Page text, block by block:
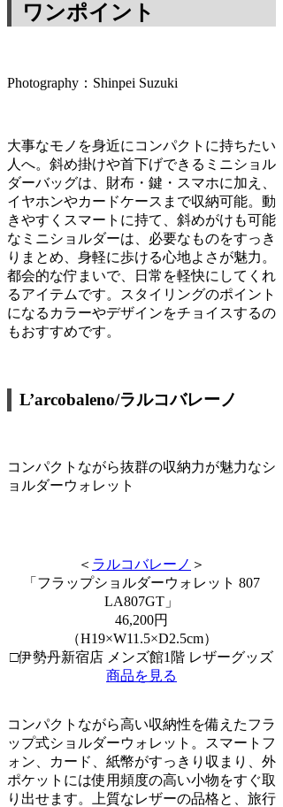
ワンポイント
Photography：Shinpei Suzuki
大事なモノを身近にコンパクトに持ちたい
人へ。斜め掛けや首下げできるミニショル
ダーバッグは、財布・鍵・スマホに加え、
イヤホンやカードケースまで収納可能。動
きやすくスマートに持て、斜めがけも可能
なミニショルダーは、必要なものをすっき
りまとめ、身軽に歩ける心地よさが魅力。
都会的な佇まいで、日常を軽快にしてくれ
るアイテムです。スタイリングのポイント
になるカラーやデザインをチョイスするの
もおすすめです。
L’arcobaleno/ラルコバレーノ
コンパクトながら抜群の収納力が魅力なシ
ョルダーウォレット
＜ ラルコバレーノ ＞
「フラップショルダーウォレット 807
LA807GT」
46,200円
（H19×W11.5×D2.5cm）
□伊勢丹新宿店 メンズ館1階 レザーグッズ
商品を見る
コンパクトながら高い収納性を備えたフラ
ップ式ショルダーウォレット。スマートフ
ォン、カード、紙幣がすっきり収まり、外
ポケットには使用頻度の高い小物をすぐ取
り出せます。上質なレザーの品格と、旅行